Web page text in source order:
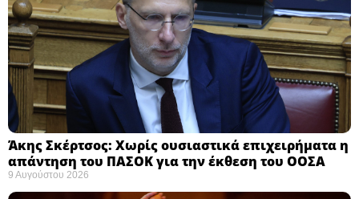
Άκης Σκέρτσος: Χωρίς ουσιαστικά επιχειρήματα η
απάντηση του ΠΑΣΟΚ για την έκθεση του ΟΟΣΑ ​
9 Αυγούστου 2026